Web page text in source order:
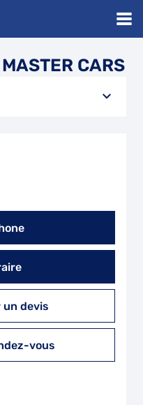
CARS
un devis
vous